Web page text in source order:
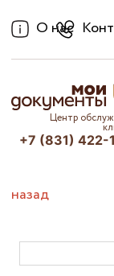
О нас
Центр
+7 (831) 422-
назад